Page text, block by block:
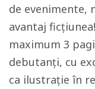
de evenimente,
avantaj
maximum 3
debutanți, cu
ca ilustrație în